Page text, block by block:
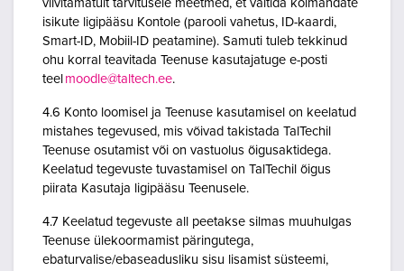
viivitamatult tarvitusele meetmed, et vältida kolmandate
isikute ligipääsu Kontole (parooli vahetus, ID-kaardi,
Smart-ID, Mobiil-ID peatamine). Samuti tuleb tekkinud
ohu korral teavitada Teenuse kasutajatuge e-posti
teel moodle@taltech.ee.
4.6 Konto loomisel ja Teenuse kasutamisel on keelatud
mistahes tegevused, mis võivad takistada TalTechil
Teenuse osutamist või on vastuolus õigusaktidega.
Keelatud tegevuste tuvastamisel on TalTechil õigus
piirata Kasutaja ligipääsu Teenusele.
4.7 Keelatud tegevuste all peetakse silmas muuhulgas
Teenuse ülekoormamist päringutega,
ebaturvalise/ebaseadusliku sisu lisamist süsteemi,